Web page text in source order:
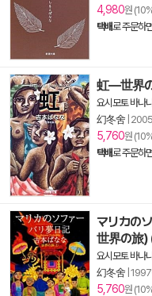
4,980원
택배로 주문하
虹―世界の
요시모토 바나
幻冬舍
5,760원
택배로 주문하
マリカの
世界の旅)
요시모토 바나
幻冬舍
5,760원